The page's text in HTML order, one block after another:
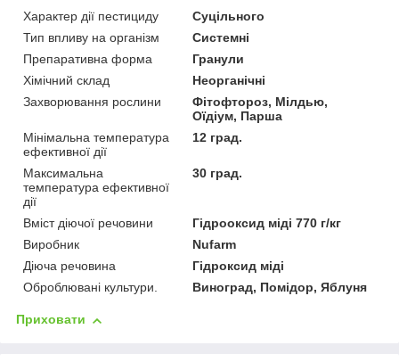
Характер дії пестициду
Суцільного
Тип впливу на організм
Системні
Препаративна форма
Гранули
Хімічний склад
Неорганічні
Захворювання рослини
Фітофтороз, Мілдью,
Оїдіум, Парша
Мінімальна температура
ефективної дії
12 град.
Максимальна
температура ефективної
дії
30 град.
Вміст діючої речовини
Гідрооксид міді 770 г/кг
Виробник
Nufarm
Діюча речовина
Гідроксид міді
Оброблювані культури.
Виноград, Помідор, Яблуня
Приховати